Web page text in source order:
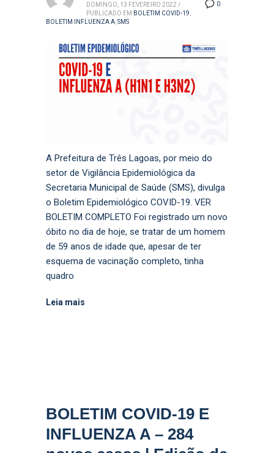
0
DOMINGO, 13 FEVEREIRO 2022 /
PUBLICADO EM BOLETIM COVID-19
BOLETIM INFLUENZA A SMS
A Prefeitura de Três Lagoas, por meio do
setor de Vigilância Epidemiológica da
Secretaria Municipal de Saúde (SMS), divulga
o Boletim Epidemiológico COVID-19. VER
BOLETIM COMPLETO Foi registrado um novo
óbito no dia de hoje, se tratar de um homem
de 59 anos de idade que, apesar de ter
esquema de vacinação completo, tinha
quadro
Leia mais
BOLETIM COVID-19 E
INFLUENZA A – 284